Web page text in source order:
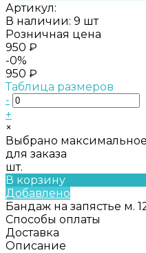
Артикул:
В наличии: 9 шт
Розничная цена
950 ₽
-0%
950 ₽
Таблица размеров
-
+
×
Выбрано
для заказа
шт.
В корзину
Добавлено
Бандаж на запястье м.
Способы оплаты
Доставка
Описание